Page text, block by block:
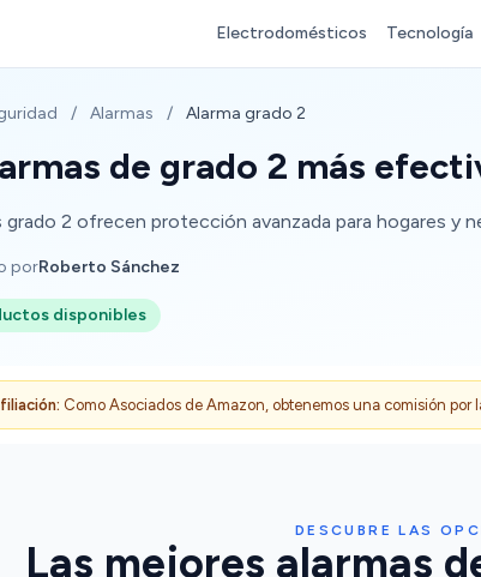
Electrodomésticos Tecnología
/ Alarmas / Alarma grado 2
de grado 2 más
grado 2 ofrecen protección avanzada para hogares y
porRoberto Sánchez
disponibles
Como Asociados de Amazon, obtenemos una comisión por
DESCUBRE LAS
Las mejores alarmas